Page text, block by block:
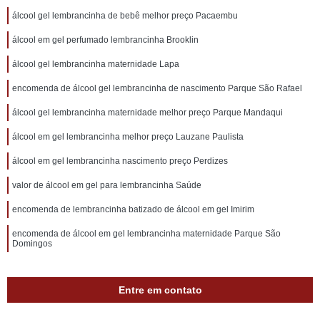
álcool gel lembrancinha de bebê melhor preço Pacaembu
álcool em gel perfumado lembrancinha Brooklin
álcool gel lembrancinha maternidade Lapa
encomenda de álcool gel lembrancinha de nascimento Parque São Rafael
álcool gel lembrancinha maternidade melhor preço Parque Mandaqui
álcool em gel lembrancinha melhor preço Lauzane Paulista
álcool em gel lembrancinha nascimento preço Perdizes
valor de álcool em gel para lembrancinha Saúde
encomenda de lembrancinha batizado de álcool em gel Imirim
encomenda de álcool em gel lembrancinha maternidade Parque São
Domingos
Entre em contato